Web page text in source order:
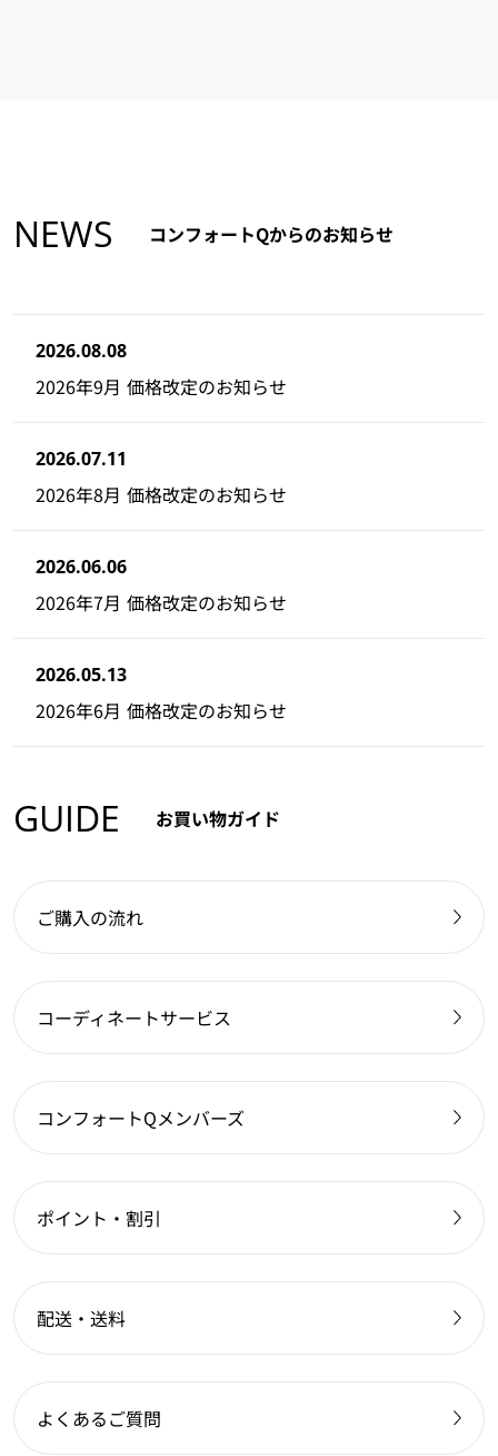
NEWS コンフォートQからのお知らせ
2026.08.08
2026年9月 価格改定のお知らせ
2026.07.11
2026年8月 価格改定のお知らせ
2026.06.06
2026年7月 価格改定のお知らせ
2026.05.13
2026年6月 価格改定のお知らせ
GUIDE お買い物ガイド
ご購入の流れ
コーディネートサービス
コンフォートQメンバーズ
ポイント・割引
配送・送料
よくあるご質問